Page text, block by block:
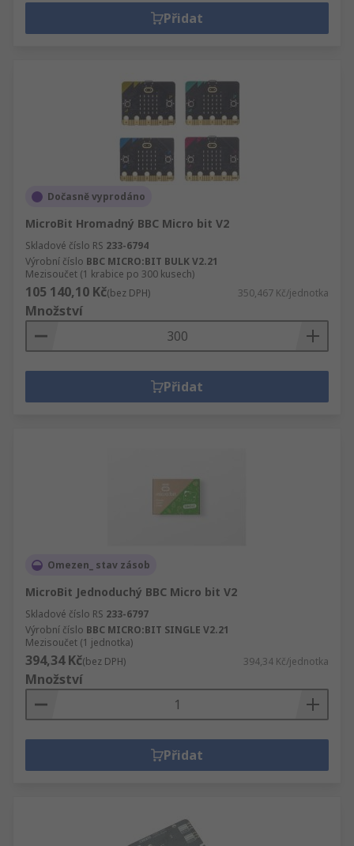
Přidat
Dočasně vyprodáno
MicroBit Hromadný BBC Micro bit V2
Skladové číslo RS 233-6794
Výrobní číslo BBC MICRO:BIT BULK V2.21
Mezisoučet (1 krabice po 300 kusech)
105 140,10 Kč(bez DPH) 350,467 Kč/jednotka
Množství
Přidat
Omezen_ stav zásob
MicroBit Jednoduchý BBC Micro bit V2
Skladové číslo RS 233-6797
Výrobní číslo BBC MICRO:BIT SINGLE V2.21
Mezisoučet (1 jednotka)
394,34 Kč(bez DPH) 394,34 Kč/jednotka
Množství
Přidat